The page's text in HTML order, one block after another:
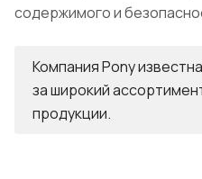
содержимого и
Компания Pony
за широкий
продукции.